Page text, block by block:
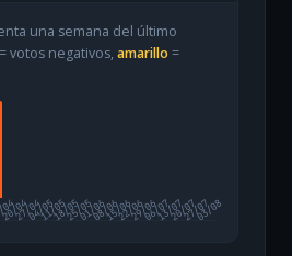
una semana del último
= votos negativos, amarillo =
20/0427/0404/0511/0518/0525/0501/0608/0615/0622/0629/0606/0713/0720/0727/07
03/08